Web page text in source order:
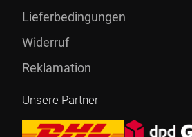
Lieferbedingungen
Widerruf
Reklamation
Unsere Partner